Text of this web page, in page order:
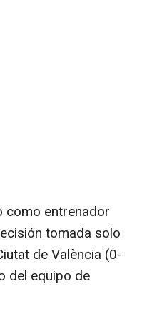
como entrenador
tomada solo
de València (0-
del equipo de